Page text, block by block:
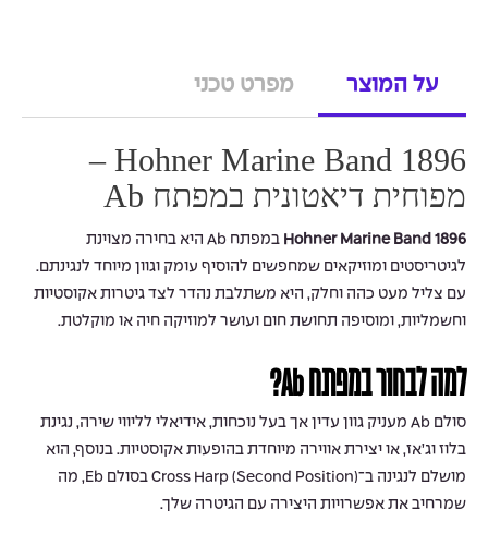
על המוצר מפרט טכני
Hohner Marine Band 1896 –
מפוחית דיאטונית במפתח Ab
Hohner Marine Band 1896
במפתח Ab היא בחירה מצוינת
לגיטריסטים ומוזיקאים שמחפשים להוסיף עומק וגוון מיוחד לנגינתם.
עם צליל מעט כהה וחלק, היא משתלבת נהדר לצד גיטרות אקוסטיות
וחשמליות, ומוסיפה תחושת חום ועושר למוזיקה חיה או מוקלטת.
למה לבחור במפתח Ab?
סולם Ab מעניק גוון עדין אך בעל נוכחות, אידיאלי לליווי שירה, נגינת
בלוז וג’אז, או יצירת אווירה מיוחדת בהופעות אקוסטיות. בנוסף, הוא
מושלם לנגינה ב־Cross Harp (Second Position) בסולם Eb, מה
שמרחיב את אפשרויות היצירה עם הגיטרה שלך.